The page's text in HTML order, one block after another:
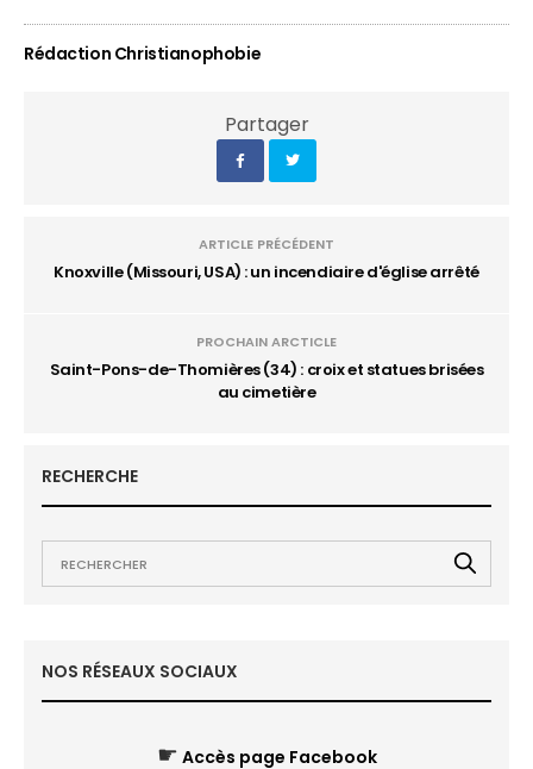
Rédaction Christianophobie
Partager
ARTICLE PRÉCÉDENT
Knoxville (Missouri, USA) : un incendiaire d'église arrêté
PROCHAIN ARCTICLE
Saint-Pons-de-Thomières (34) : croix et statues brisées
au cimetière
RECHERCHE
NOS RÉSEAUX SOCIAUX
☛ Accès page Facebook